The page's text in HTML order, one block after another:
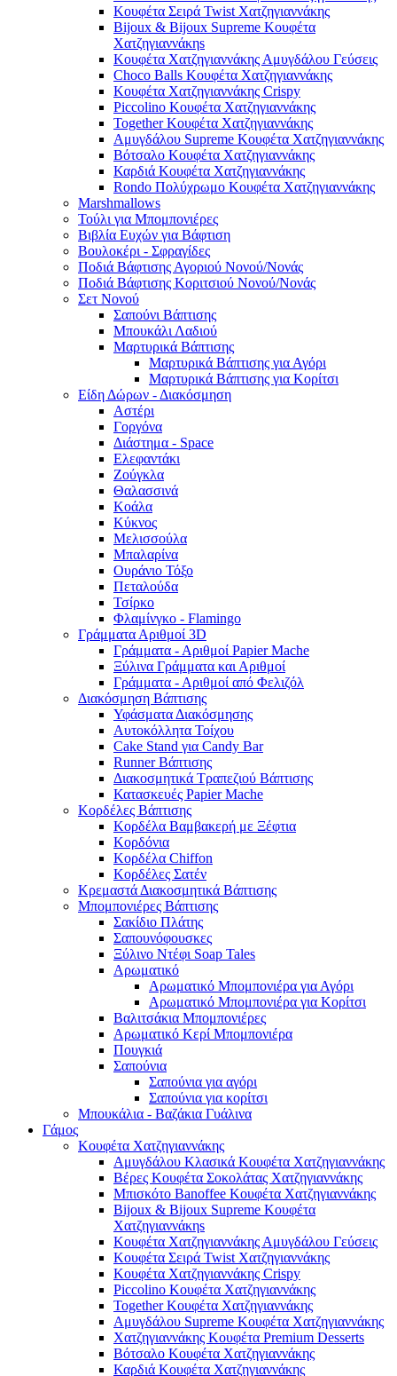
Κουφέτα Σειρά Twist Χατζηγιαννάκης
Bijoux & Bijoux Supreme Κουφέτα
Χατζηγιαννάκηs
Κουφέτα Χατζηγιαννάκης Αμυγδάλου Γεύσεις
Choco Balls Κουφέτα Χατζηγιαννάκης
Κουφέτα Χατζηγιαννάκης Crispy
Piccolino Κουφέτα Χατζηγιαννάκης
Together Κουφέτα Χατζηγιαννάκης
Αμυγδάλου Supreme Κουφέτα Χατζηγιαννάκης
Βότσαλο Κουφέτα Χατζηγιαννάκης
Καρδιά Κουφέτα Χατζηγιαννάκης
Rondo Πολύχρωμο Κουφέτα Χατζηγιαννάκης
Marshmallows
Τούλι για Μπομπονιέρες
Βιβλία Ευχών για Βάφτιση
Βουλοκέρι - Σφραγίδες
Ποδιά Βάφτισης Αγοριού Νονού/Νονάς
Ποδιά Βάφτισης Κοριτσιού Νονού/Νονάς
Σετ Νονού
Σαπούνι Βάπτισης
Μπουκάλι Λαδιού
Μαρτυρικά Βάπτισης
Μαρτυρικά Βάπτισης για Αγόρι
Μαρτυρικά Βάπτισης για Κορίτσι
Είδη Δώρων - Διακόσμηση
Αστέρι
Γοργόνα
Διάστημα - Space
Ελεφαντάκι
Ζούγκλα
Θαλασσινά
Κοάλα
Κύκνος
Μελισσούλα
Μπαλαρίνα
Ουράνιο Τόξο
Πεταλούδα
Τσίρκο
Φλαμίνγκο - Flamingo
Γράμματα Αριθμοί 3D
Γράμματα - Αριθμοί Papier Mache
Ξύλινα Γράμματα και Αριθμοί
Γράμματα - Αριθμοί από Φελιζόλ
Διακόσμηση Βάπτισης
Υφάσματα Διακόσμησης
Αυτοκόλλητα Τοίχου
Cake Stand για Candy Bar
Runner Βάπτισης
Διακοσμητικά Τραπεζιού Βάπτισης
Κατασκευές Papier Mache
Κορδέλες Βάπτισης
Κορδέλα Βαμβακερή με Ξέφτια
Κορδόνια
Κορδέλα Chiffon
Κορδέλες Σατέν
Κρεμαστά Διακοσμητικά Βάπτισης
Μπομπονιέρες Βάπτισης
Σακίδιο Πλάτης
Σαπουνόφουσκες
Ξύλινο Ντέφι Soap Tales
Αρωματικό
Αρωματικό Μπομπονιέρα για Αγόρι
Αρωματικό Μπομπονιέρα για Κορίτσι
Βαλιτσάκια Μπομπονιέρες
Αρωματικό Κερί Μπομπονιέρα
Πουγκιά
Σαπούνια
Σαπούνια για αγόρι
Σαπούνια για κορίτσι
Μπουκάλια - Βαζάκια Γυάλινα
Γάμος
Κουφέτα Χατζηγιαννάκης
Αμυγδάλου Κλασικά Κουφέτα Χατζηγιαννάκης
Βέρες Κουφέτα Σοκολάτας Χατζηγιαννάκης
Μπισκότο Banoffee Κουφέτα Χατζηγιαννάκης
Bijoux & Bijoux Supreme Κουφέτα
Χατζηγιαννάκηs
Κουφέτα Χατζηγιαννάκης Αμυγδάλου Γεύσεις
Κουφέτα Σειρά Twist Χατζηγιαννάκης
Κουφέτα Χατζηγιαννάκης Crispy
Piccolino Κουφέτα Χατζηγιαννάκης
Together Κουφέτα Χατζηγιαννάκης
Αμυγδάλου Supreme Κουφέτα Χατζηγιαννάκης
Χατζηγιαννάκης Κουφέτα Premium Desserts
Βότσαλο Κουφέτα Χατζηγιαννάκης
Καρδιά Κουφέτα Χατζηγιαννάκης